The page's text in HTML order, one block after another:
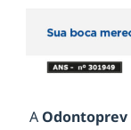
A Odontoprev